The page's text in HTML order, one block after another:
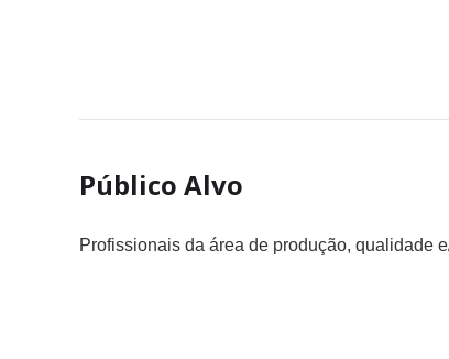
Público Alvo
Profissionais da área de produção, qualidade